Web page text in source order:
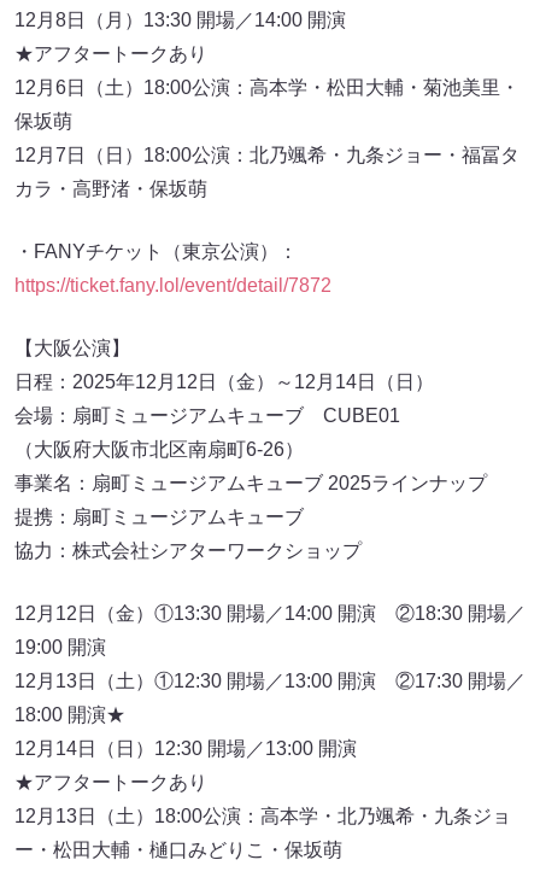
12月8日（月）13:30 開場／14:00 開演
★アフタートークあり
12月6日（土）18:00公演：高本学・松田大輔・菊池美里・
保坂萌
12月7日（日）18:00公演：北乃颯希・九条ジョー・福冨タ
カラ・高野渚・保坂萌
・FANYチケット（東京公演）：
https://ticket.fany.lol/event/detail/7872
【大阪公演】
日程：2025年12月12日（金）～12月14日（日）
会場：扇町ミュージアムキューブ CUBE01
（大阪府大阪市北区南扇町6-26）
事業名：扇町ミュージアムキューブ 2025ラインナップ
提携：扇町ミュージアムキューブ
協力：株式会社シアターワークショップ
12月12日（金）①13:30 開場／14:00 開演 ②18:30 開場／
19:00 開演
12月13日（土）①12:30 開場／13:00 開演 ②17:30 開場／
18:00 開演★
12月14日（日）12:30 開場／13:00 開演
★アフタートークあり
12月13日（土）18:00公演：高本学・北乃颯希・九条ジョ
ー・松田大輔・樋口みどりこ・保坂萌